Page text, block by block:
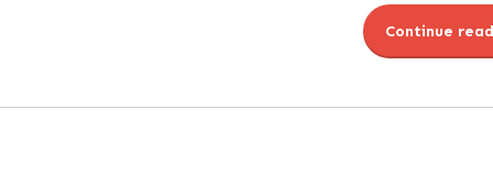
Continue